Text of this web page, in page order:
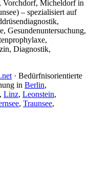
Vorchdorf, Micheldorf in
– spezialisiert auf
Gesundenuntersuchung,
Diagnostik,
· Bedürfnisorientierte
in Berlin,
, Linz, Leonstein,
, Traunsee,